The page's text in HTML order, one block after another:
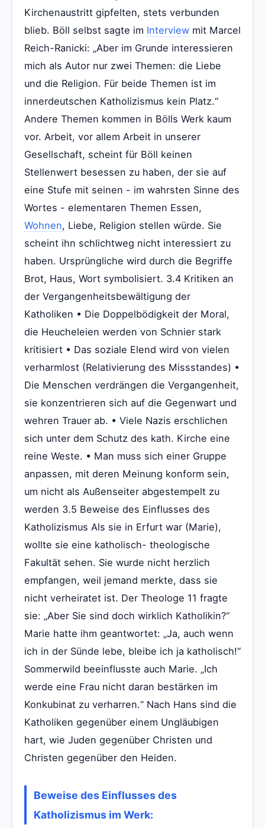
Kirchenaustritt gipfelten, stets verbunden
blieb. Böll selbst sagte im Interview mit Marcel
Reich-Ranicki: „Aber im Grunde interessieren
mich als Autor nur zwei Themen: die Liebe
und die Religion. Für beide Themen ist im
innerdeutschen Katholizismus kein Platz.“
Andere Themen kommen in Bölls Werk kaum
vor. Arbeit, vor allem Arbeit in unserer
Gesellschaft, scheint für Böll keinen
Stellenwert besessen zu haben, der sie auf
eine Stufe mit seinen - im wahrsten Sinne des
Wortes - elementaren Themen Essen,
Wohnen, Liebe, Religion stellen würde. Sie
scheint ihn schlichtweg nicht interessiert zu
haben. Ursprüngliche wird durch die Begriffe
Brot, Haus, Wort symbolisiert. 3.4 Kritiken an
der Vergangenheitsbewältigung der
Katholiken • Die Doppelbödigkeit der Moral,
die Heucheleien werden von Schnier stark
kritisiert • Das soziale Elend wird von vielen
verharmlost (Relativierung des Missstandes) •
Die Menschen verdrängen die Vergangenheit,
sie konzentrieren sich auf die Gegenwart und
wehren Trauer ab. • Viele Nazis erschlichen
sich unter dem Schutz des kath. Kirche eine
reine Weste. • Man muss sich einer Gruppe
anpassen, mit deren Meinung konform sein,
um nicht als Außenseiter abgestempelt zu
werden 3.5 Beweise des Einflusses des
Katholizismus Als sie in Erfurt war (Marie),
wollte sie eine katholisch- theologische
Fakultät sehen. Sie wurde nicht herzlich
empfangen, weil jemand merkte, dass sie
nicht verheiratet ist. Der Theologe 11 fragte
sie: „Aber Sie sind doch wirklich Katholikin?“
Marie hatte ihm geantwortet: „Ja, auch wenn
ich in der Sünde lebe, bleibe ich ja katholisch!“
Sommerwild beeinflusste auch Marie. „Ich
werde eine Frau nicht daran bestärken im
Konkubinat zu verharren.“ Nach Hans sind die
Katholiken gegenüber einem Ungläubigen
hart, wie Juden gegenüber Christen und
Christen gegenüber den Heiden.
Beweise des Einflusses des
Katholizismus im Werk: